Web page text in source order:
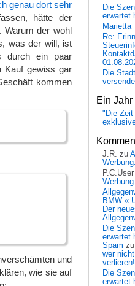
genau dort sehr
hätte der
Warum der wohl
was der will, ist
durch ein paar
Kauf gewiss gar
kommen
und
wie sie auf
Die
erwartet
Marietta
Re:
Die
Ein
"Die Zeit
J.R. zu
P.C.User
BMW «
Der
Die
erwartet
Spam zu
wer
verlieren!
Die
erwartet